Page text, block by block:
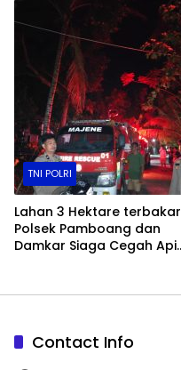
Dukungan Ketahanan
Pangan
TNI POLRI
Lahan 3 Hektare
Polsek Pamboang dan
Damkar Siaga Cegah Api
Contact Info